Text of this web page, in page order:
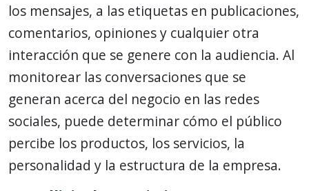
los mensajes, a las etiquetas en publicaciones,
comentarios, opiniones y cualquier otra
interacción que se genere con la audiencia. Al
monitorear las conversaciones que se
generan acerca del negocio en las redes
sociales, puede determinar cómo el público
percibe los productos, los servicios, la
personalidad y la estructura de la empresa.